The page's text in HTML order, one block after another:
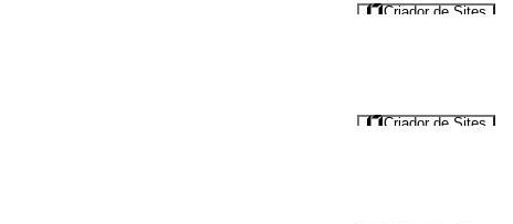
Criador de Sites
Criador de Sites